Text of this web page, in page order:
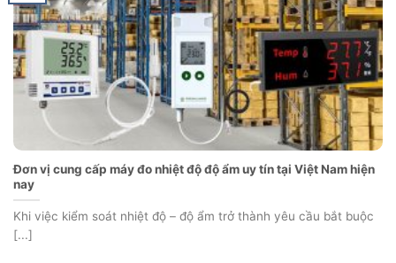
Đơn vị cung cấp máy đo nhiệt độ độ ẩm uy tín tại Việt Nam hiện
nay
Khi việc kiểm soát nhiệt độ – độ ẩm trở thành yêu cầu bắt buộc
[...]